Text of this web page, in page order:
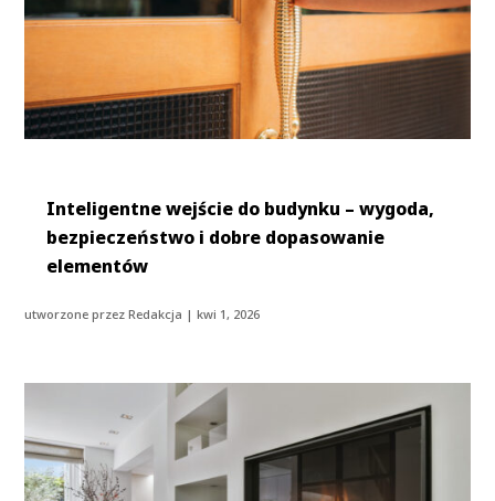
Inteligentne wejście do budynku – wygoda,
bezpieczeństwo i dobre dopasowanie
elementów
utworzone przezRedakcja |kwi 1, 2026